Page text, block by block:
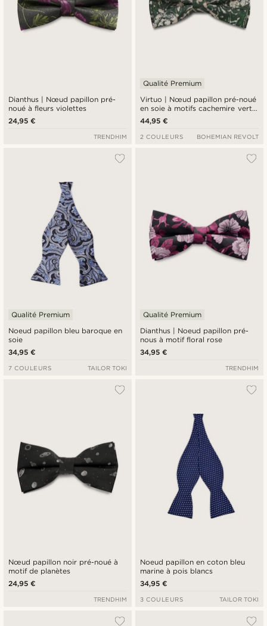
Dianthus | Nœud papillon pré-
noué à fleurs violettes
24,95 €
TRENDHIM
Virtuo | Nœud papillon pré-noué
en soie à motifs cachemire vert
foncé
Qualité Premium
44,95 €
2 COULEURS BOHEMIAN REVOLT
Noeud papillon bleu baroque en
soie
Qualité Premium
34,95 €
7 COULEURS TAILOR TOKI
Dianthus | Noeud papillon pré-
nous à motif floral rose
Qualité Premium
34,95 €
TRENDHIM
Nœud papillon noir pré-noué à
motif de planètes
24,95 €
TRENDHIM
Noeud papillon en coton bleu
marine à pois blancs
34,95 €
3 COULEURS TAILOR TOKI